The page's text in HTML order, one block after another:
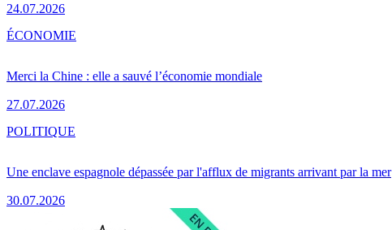
24.07.2026
Merci la Chine : elle a sauvé l’économie mondiale
27.07.2026
ÉCONOMIE
Une enclave espagnole dépassée par l'afflux de migrants arrivant par la mer
30.07.2026
POLITIQUE